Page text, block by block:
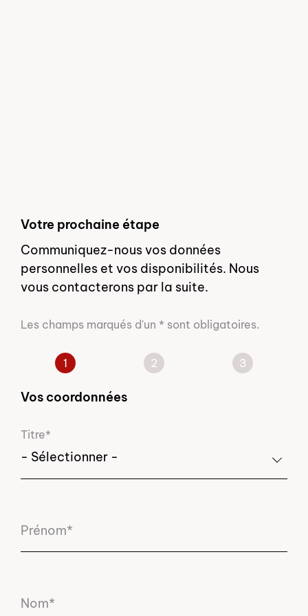
Votre prochaine étape
Communiquez-nous vos données
personnelles et vos disponibilités. Nous
vous contacterons par la suite.
Les champs marqués d'un * sont obligatoires.
Vos coordonnées
Titre*
Prénom*
Nom*